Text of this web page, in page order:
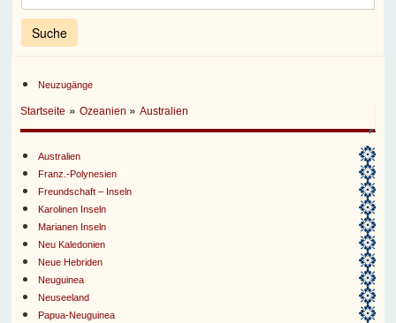
Neuzugänge
Startseite »Ozeanien »Australien
Australien
Franz.-Polynesien
Freundschaft – Inseln
Karolinen Inseln
Marianen Inseln
Neu Kaledonien
Neue Hebriden
Neuguinea
Neuseeland
Papua-Neuguinea